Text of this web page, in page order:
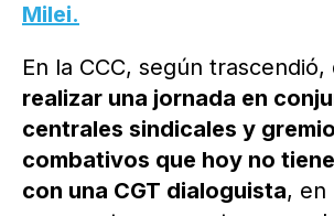
Milei.
En la CCC, según trascendió,
realizar una jornada en
centrales sindicales y
combativos que hoy no
con una CGT dialoguista, en